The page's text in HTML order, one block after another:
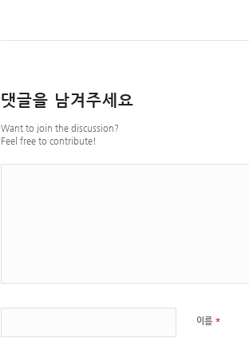
댓글을 남겨주세요
Want to join the discussion?
Feel free to contribute!
이름 *